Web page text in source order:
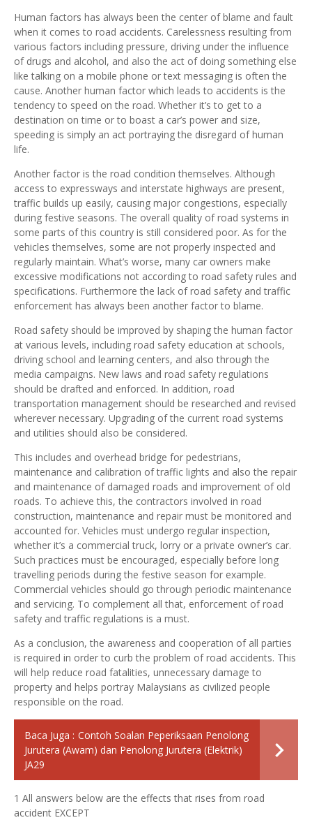
Human factors has always been the center of blame and fault
when it comes to road accidents. Carelessness resulting from
various factors including pressure, driving under the influence
of drugs and alcohol, and also the act of doing something else
like talking on a mobile phone or text messaging is often the
cause. Another human factor which leads to accidents is the
tendency to speed on the road. Whether it’s to get to a
destination on time or to boast a car’s power and size,
speeding is simply an act portraying the disregard of human
life.
Another factor is the road condition themselves. Although
access to expressways and interstate highways are present,
traffic builds up easily, causing major congestions, especially
during festive seasons. The overall quality of road systems in
some parts of this country is still considered poor. As for the
vehicles themselves, some are not properly inspected and
regularly maintain. What’s worse, many car owners make
excessive modifications not according to road safety rules and
specifications. Furthermore the lack of road safety and traffic
enforcement has always been another factor to blame.
Road safety should be improved by shaping the human factor
at various levels, including road safety education at schools,
driving school and learning centers, and also through the
media campaigns. New laws and road safety regulations
should be drafted and enforced. In addition, road
transportation management should be researched and revised
wherever necessary. Upgrading of the current road systems
and utilities should also be considered.
This includes and overhead bridge for pedestrians,
maintenance and calibration of traffic lights and also the repair
and maintenance of damaged roads and improvement of old
roads. To achieve this, the contractors involved in road
construction, maintenance and repair must be monitored and
accounted for. Vehicles must undergo regular inspection,
whether it’s a commercial truck, lorry or a private owner’s car.
Such practices must be encouraged, especially before long
travelling periods during the festive season for example.
Commercial vehicles should go through periodic maintenance
and servicing. To complement all that, enforcement of road
safety and traffic regulations is a must.
As a conclusion, the awareness and cooperation of all parties
is required in order to curb the problem of road accidents. This
will help reduce road fatalities, unnecessary damage to
property and helps portray Malaysians as civilized people
responsible on the road.
Baca Juga : Contoh Soalan Peperiksaan Penolong
Jurutera (Awam) dan Penolong Jurutera (Elektrik)
JA29
1 All answers below are the effects that rises from road
accident EXCEPT